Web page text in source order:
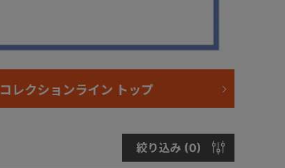
コレクションライン トップ
絞り込み (0)